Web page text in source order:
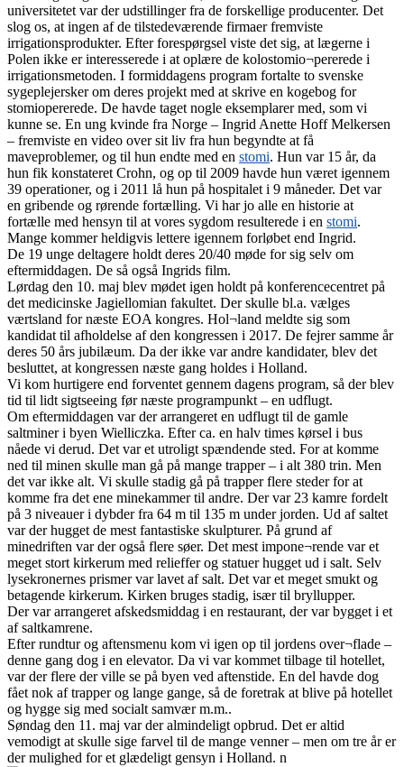
universitetet var der udstillinger fra de forskellige producenter. Det
slog os, at ingen af de tilstedeværende firmaer fremviste
irrigationsprodukter. Efter forespørgsel viste det sig, at lægerne i
Polen ikke er interesserede i at oplære de kolostomio¬pererede i
irrigationsmetoden. I formiddagens program fortalte to svenske
sygeplejersker om deres projekt med at skrive en kogebog for
stomiopererede. De havde taget nogle eksemplarer med, som vi
kunne se. En ung kvinde fra Norge – Ingrid Anette Hoff Melkersen
– fremviste en video over sit liv fra hun begyndte at få
maveproblemer, og til hun endte med en stomi. Hun var 15 år, da
hun fik konstateret Crohn, og op til 2009 havde hun været igennem
39 operationer, og i 2011 lå hun på hospitalet i 9 måneder. Det var
en gribende og rørende fortælling. Vi har jo alle en historie at
fortælle med hensyn til at vores sygdom resulterede i en stomi.
Mange kommer heldigvis lettere igennem forløbet end Ingrid.
De 19 unge deltagere holdt deres 20/40 møde for sig selv om
eftermiddagen. De så også Ingrids film.
Lørdag den 10. maj blev mødet igen holdt på konferencecentret på
det medicinske Jagiellomian fakultet. Der skulle bl.a. vælges
værtsland for næste EOA kongres. Hol¬land meldte sig som
kandidat til afholdelse af den kongressen i 2017. De fejrer samme år
deres 50 års jubilæum. Da der ikke var andre kandidater, blev det
besluttet, at kongressen næste gang holdes i Holland.
Vi kom hurtigere end forventet gennem dagens program, så der blev
tid til lidt sigtseeing før næste programpunkt – en udflugt.
Om eftermiddagen var der arrangeret en udflugt til de gamle
saltminer i byen Wielliczka. Efter ca. en halv times kørsel i bus
nåede vi derud. Det var et utroligt spændende sted. For at komme
ned til minen skulle man gå på mange trapper – i alt 380 trin. Men
det var ikke alt. Vi skulle stadig gå på trapper flere steder for at
komme fra det ene minekammer til andre. Der var 23 kamre fordelt
på 3 niveauer i dybder fra 64 m til 135 m under jorden. Ud af saltet
var der hugget de mest fantastiske skulpturer. På grund af
minedriften var der også flere søer. Det mest impone¬rende var et
meget stort kirkerum med relieffer og statuer hugget ud i salt. Selv
lysekronernes prismer var lavet af salt. Det var et meget smukt og
betagende kirkerum. Kirken bruges stadig, især til bryllupper.
Der var arrangeret afskedsmiddag i en restaurant, der var bygget i et
af saltkamrene.
Efter rundtur og aftensmenu kom vi igen op til jordens over¬flade –
denne gang dog i en elevator. Da vi var kommet tilbage til hotellet,
var der flere der ville se på byen ved aftenstide. En del havde dog
fået nok af trapper og lange gange, så de foretrak at blive på hotellet
og hygge sig med socialt samvær m.m..
Søndag den 11. maj var der almindeligt opbrud. Det er altid
vemodigt at skulle sige farvel til de mange venner – men om tre år er
der mulighed for et glædeligt gensyn i Holland. n